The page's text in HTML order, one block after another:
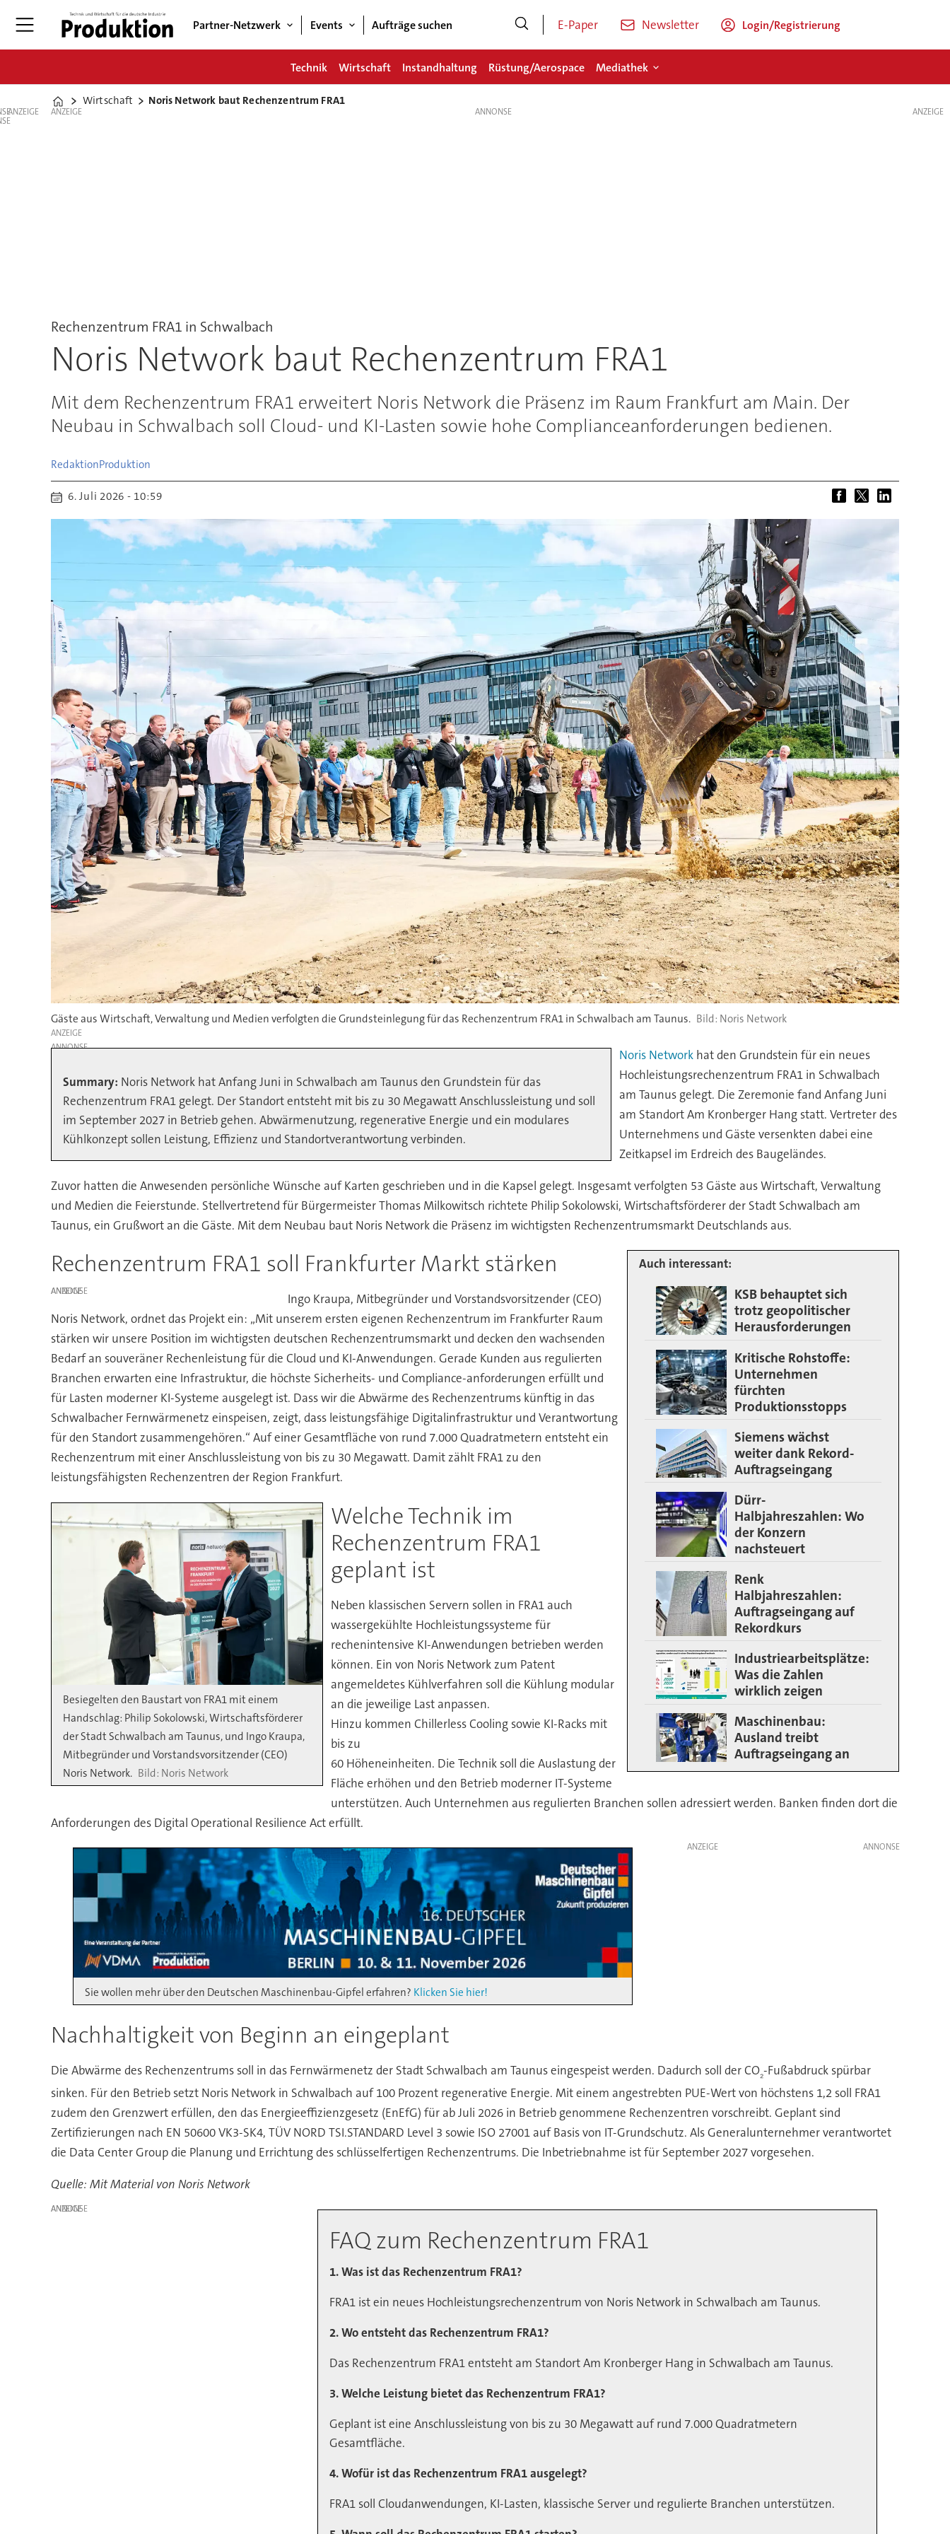
Partner-Netzwerk Events Aufträge suchen E-Paper Newsletter Login/Registrierung
Technik Wirtschaft Instandhaltung Rüstung/Aerospace Mediathek
Home
Wirtschaft Noris Network baut Rechenzentrum FRA1
ANZEIGE ANZEIGE
Rechenzentrum FRA1 in Schwalbach
Noris Network baut Rechenzentrum FRA1
Mit dem Rechenzentrum FRA1 erweitert Noris Network die Präsenz im Raum Frankfurt am Main. Der
Neubau in Schwalbach soll Cloud- und KI-Lasten sowie hohe Complianceanforderungen bedienen.
RedaktionProduktion
6. Juli 2026 - 10:59
Gäste aus Wirtschaft, Verwaltung und Medien verfolgten die Grundsteinlegung für das Rechenzentrum FRA1 in Schwalbach am Taunus. Noris Network
ANZEIGE
Summary: Noris Network hat Anfang Juni in Schwalbach am Taunus den Grundstein für das
Rechenzentrum FRA1 gelegt. Der Standort entsteht mit bis zu 30 Megawatt Anschlussleistung und soll
im September 2027 in Betrieb gehen. Abwärmenutzung, regenerative Energie und ein modulares
Kühlkonzept sollen Leistung, Effizienz und Standortverantwortung verbinden.
Noris Networkhat den Grundstein für ein neues
Hochleistungsrechenzentrum FRA1 in Schwalbach
am Taunus gelegt. Die Zeremonie fand Anfang Juni
am Standort Am Kronberger Hang statt. Vertreter des
Unternehmens und Gäste versenkten dabei eine
Zeitkapsel im Erdreich des Baugeländes.
Zuvor hatten die Anwesenden persönliche Wünsche auf Karten geschrieben und in die Kapsel gelegt. Insgesamt verfolgten 53 Gäste aus Wirtschaft, Verwaltung
und Medien die Feierstunde. Stellvertretend für Bürgermeister Thomas Milkowitsch richtete Philip Sokolowski, Wirtschaftsförderer der Stadt Schwalbach am
Taunus, ein Grußwort an die Gäste. Mit dem Neubau baut Noris Network die Präsenz im wichtigsten Rechenzentrumsmarkt Deutschlands aus.
Auch interessant:
KSB behauptet sich
trotz geopolitischer
Herausforderungen
Kritische Rohstoffe:
Unternehmen
fürchten
Produktionsstopps
Siemens wächst
weiter dank Rekord-
Auftragseingang
Dürr-
Halbjahreszahlen: Wo
der Konzern
nachsteuert
Renk
Halbjahreszahlen:
Auftragseingang auf
Rekordkurs
Industriearbeitsplätze:
Was die Zahlen
wirklich zeigen
Maschinenbau:
Ausland treibt
Auftragseingang an
Rechenzentrum FRA1 soll Frankfurter Markt stärken
ANZEIGE
Ingo Kraupa, Mitbegründer und Vorstandsvorsitzender (CEO)
Noris Network, ordnet das Projekt ein: „Mit unserem ersten eigenen Rechenzentrum im Frankfurter Raum
stärken wir unsere Position im wichtigsten deutschen Rechenzentrumsmarkt und decken den wachsenden
Bedarf an souveräner Rechenleistung für die Cloud und KI-Anwendungen. Gerade Kunden aus regulierten
Branchen erwarten eine Infrastruktur, die höchste Sicherheits- und Compliance-anforderungen erfüllt und
für Lasten moderner KI-Systeme ausgelegt ist. Dass wir die Abwärme des Rechenzentrums künftig in das
Schwalbacher Fernwärmenetz einspeisen, zeigt, dass leistungsfähige Digitalinfrastruktur und Verantwortung
für den Standort zusammengehören.“ Auf einer Gesamtfläche von rund 7.000 Quadratmetern entsteht ein
Rechenzentrum mit einer Anschlussleistung von bis zu 30 Megawatt. Damit zählt FRA1 zu den
leistungsfähigsten Rechenzentren der Region Frankfurt.
Besiegelten den Baustart von FRA1 mit einem
Handschlag: Philip Sokolowski, Wirtschaftsförderer
der Stadt Schwalbach am Taunus, und Ingo Kraupa,
Mitbegründer und Vorstandsvorsitzender (CEO)
Noris Network.
Noris Network
Welche Technik im
Rechenzentrum FRA1
geplant ist
Neben klassischen Servern sollen in FRA1 auch
wassergekühlte Hochleistungssysteme für
rechenintensive KI-Anwendungen betrieben werden
können. Ein von Noris Network zum Patent
angemeldetes Kühlverfahren soll die Kühlung modular
an die jeweilige Last anpassen.
Hinzu kommen Chillerless Cooling sowie KI-Racks mit
bis zu
60 Höheneinheiten. Die Technik soll die Auslastung der
Fläche erhöhen und den Betrieb moderner IT-Systeme
unterstützen. Auch Unternehmen aus regulierten Branchen sollen adressiert werden. Banken finden dort die
Anforderungen des Digital Operational Resilience Act erfüllt.
ANZEIGE
Sie wollen mehr über den Deutschen Maschinenbau-Gipfel erfahren? Klicken Sie hier!
Nachhaltigkeit von Beginn an eingeplant
Die Abwärme des Rechenzentrums soll in das Fernwärmenetz der Stadt Schwalbach am Taunus eingespeist werden. Dadurch soll der CO₂-Fußabdruck spürbar
sinken. Für den Betrieb setzt Noris Network in Schwalbach auf 100 Prozent regenerative Energie. Mit einem angestrebten PUE-Wert von höchstens 1,2 soll FRA1
zudem den Grenzwert erfüllen, den das Energieeffizienzgesetz (EnEfG) für ab Juli 2026 in Betrieb genommene Rechenzentren vorschreibt. Geplant sind
Zertifizierungen nach EN 50600 VK3-SK4, TÜV NORD TSI.STANDARD Level 3 sowie ISO 27001 auf Basis von IT-Grundschutz. Als Generalunternehmer verantwortet
die Data Center Group die Planung und Errichtung des schlüsselfertigen Rechenzentrums. Die Inbetriebnahme ist für September 2027 vorgesehen.
Quelle: Mit Material von Noris Network
ANZEIGE
FAQ zum Rechenzentrum FRA1
1. Was ist das Rechenzentrum FRA1?
FRA1 ist ein neues Hochleistungsrechenzentrum von Noris Network in Schwalbach am Taunus.
2. Wo entsteht das Rechenzentrum FRA1?
Das Rechenzentrum FRA1 entsteht am Standort Am Kronberger Hang in Schwalbach am Taunus.
3. Welche Leistung bietet das Rechenzentrum FRA1?
Geplant ist eine Anschlussleistung von bis zu 30 Megawatt auf rund 7.000 Quadratmetern
Gesamtfläche.
4. Wofür ist das Rechenzentrum FRA1 ausgelegt?
FRA1 soll Cloudanwendungen, KI-Lasten, klassische Server und regulierte Branchen unterstützen.
ANZEIGE